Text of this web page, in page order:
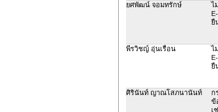
ยศพัฒน์ จอมทรักษ์
ไ
ยื
พีรวิชญ์ อุ่นเรือน
ไ
ยื
ศิรินันท์ ญาณโสภนานันท์
ก
ข้
เ